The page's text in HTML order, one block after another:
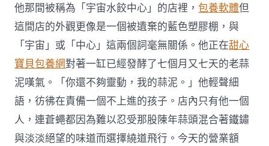
他那間被稱為「宇宙水餃中心」的店裡，包養軟體但
這間店的外觀更像是一個被遺棄的藍色塑膠棚，與
「宇宙」或「中心」這兩個詞毫無關係。他正在甜心
寶貝包養網對著一缸已經發酵了七個月又七天的老蒜
泥嘆氣。「你還不夠靈動，我的蒜泥。」他輕聲細
語，彷彿在責備一個不上進的孩子。店內只有他一個
人，連蒼蠅都因為難以忍受那股陳年蒜頭混合著鐵鏽
與淡淡絕望的味道而選擇繞道飛行。今天的營業額